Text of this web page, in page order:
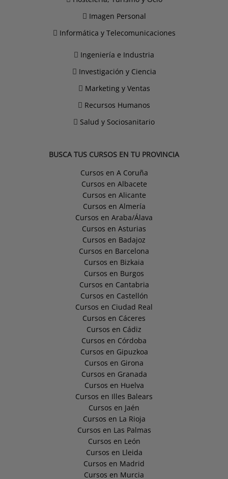
Imagen Personal
Informática y Telecomunicaciones
Ingeniería e Industria
Investigación y Ciencia
Marketing y Ventas
Recursos Humanos
Salud y Sociosanitario
BUSCA TUS CURSOS EN TU PROVINCIA
Cursos en A Coruña
Cursos en Albacete
Cursos en Alicante
Cursos en Almería
Cursos en Araba/Álava
Cursos en Asturias
Cursos en Badajoz
Cursos en Barcelona
Cursos en Bizkaia
Cursos en Burgos
Cursos en Cantabria
Cursos en Castellón
Cursos en Ciudad Real
Cursos en Cáceres
Cursos en Cádiz
Cursos en Córdoba
Cursos en Gipuzkoa
Cursos en Girona
Cursos en Granada
Cursos en Huelva
Cursos en Illes Balears
Cursos en Jaén
Cursos en La Rioja
Cursos en Las Palmas
Cursos en León
Cursos en Lleida
Cursos en Madrid
Cursos en Murcia